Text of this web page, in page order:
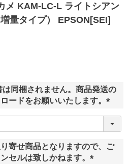
メ KAM-LC-L ライトシアン
量タイプ） EPSON[SEI]
同梱されません。商品発送の
ードをお願いいたします。
(
必
)
寄せ商品となりますので、ご
セルは致しかねます。